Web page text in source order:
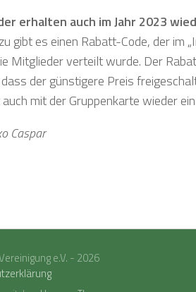
erhalten auch im Jahr 2023
gibt es einen Rabatt-Code, der im
Mitglieder verteilt wurde. Der
der günstigere Preis
mit der Gruppenkarte wieder
Caspar
e.V. - 2026